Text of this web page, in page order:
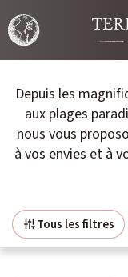
Nos
Depuis les
aux plages
nous vous
à vos envies et à
Tous les filtres